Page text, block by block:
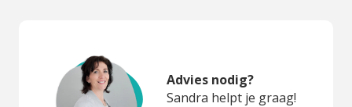
Advies nodig?
Sandra helpt je graag!